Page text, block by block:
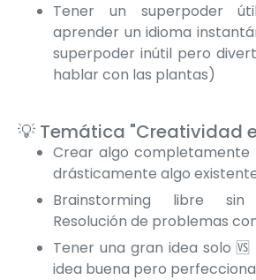
Tener un superpoder
aprender un idioma
superpoder inútil pero
hablar con las plantas)
💡 Temática "Creatividad
Crear algo completamente
drásticamente algo
Brainstorming libre
Resolución de problemas
Tener una gran idea solo
idea buena pero